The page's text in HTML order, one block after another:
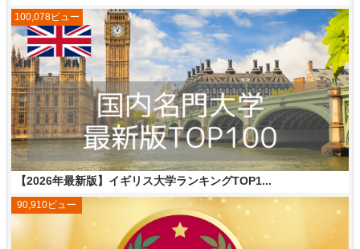
【2026年最新版】イギリス大学ランキングTOP1...
100,078ビュー
90,910ビュー